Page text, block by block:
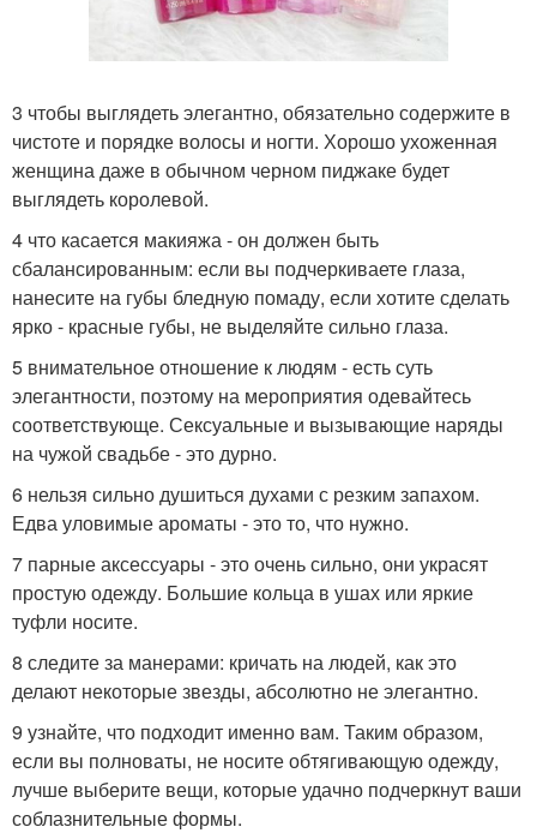
3 чтобы выглядеть элегантно, обязательно содержите в
чистоте и порядке волосы и ногти. Хорошо ухоженная
женщина даже в обычном черном пиджаке будет
выглядеть королевой.
4 что касается макияжа - он должен быть
сбалансированным: если вы подчеркиваете глаза,
нанесите на губы бледную помаду, если хотите сделать
ярко - красные губы, не выделяйте сильно глаза.
5 внимательное отношение к людям - есть суть
элегантности, поэтому на мероприятия одевайтесь
соответствующе. Сексуальные и вызывающие наряды
на чужой свадьбе - это дурно.
6 нельзя сильно душиться духами с резким запахом.
Едва уловимые ароматы - это то, что нужно.
7 парные аксессуары - это очень сильно, они украсят
простую одежду. Большие кольца в ушах или яркие
туфли носите.
8 следите за манерами: кричать на людей, как это
делают некоторые звезды, абсолютно не элегантно.
9 узнайте, что подходит именно вам. Таким образом,
если вы полноваты, не носите обтягивающую одежду,
лучше выберите вещи, которые удачно подчеркнут ваши
соблазнительные формы.